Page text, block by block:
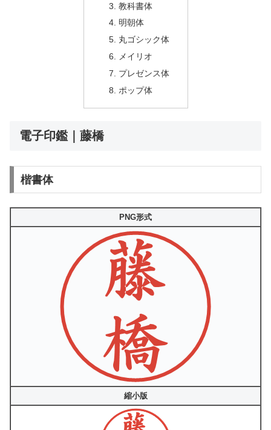
教科書体
明朝体
丸ゴシック体
メイリオ
プレゼンス体
ポップ体
電子印鑑｜藤橋
楷書体
PNG形式
縮小版